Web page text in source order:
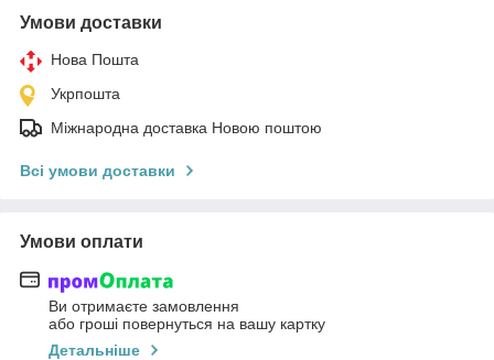
Умови доставки
Нова Пошта
Укрпошта
Міжнародна доставка Новою поштою
Всі умови доставки
Умови оплати
Ви отримаєте замовлення
або гроші повернуться на вашу картку
Детальніше